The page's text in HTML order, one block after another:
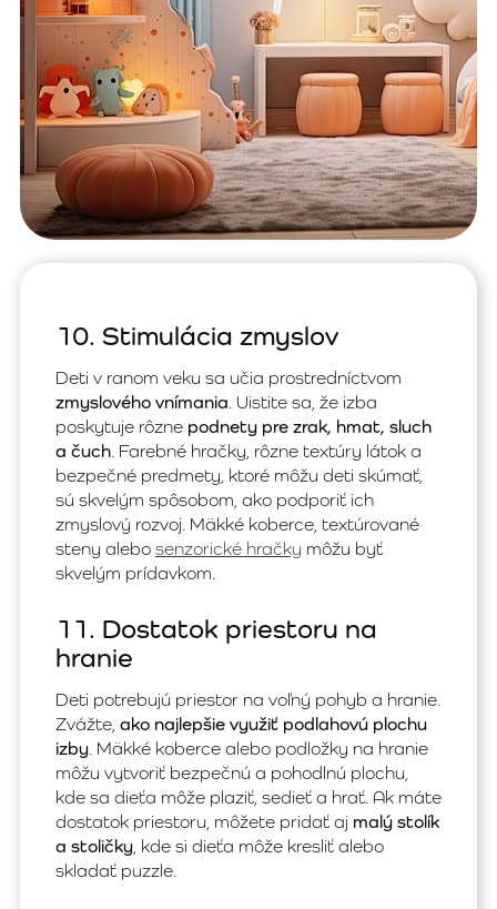
10. Stimulácia zmyslov
Deti v ranom veku sa učia prostredníctvom
zmyslového vnímania. Uistite sa, že izba
poskytuje rôzne podnety pre zrak, hmat, sluch
a čuch. Farebné hračky, rôzne textúry látok a
bezpečné predmety, ktoré môžu deti skúmať,
sú skvelým spôsobom, ako podporiť ich
zmyslový rozvoj. Mäkké koberce, textúrované
steny alebo senzorické hračky môžu byť
skvelým prídavkom.
11. Dostatok priestoru na
hranie
Deti potrebujú priestor na voľný pohyb a hranie.
Zvážte, ako najlepšie využiť podlahovú plochu
izby. Mäkké koberce alebo podložky na hranie
môžu vytvoriť bezpečnú a pohodlnú plochu,
kde sa dieťa môže plaziť, sedieť a hrať. Ak máte
dostatok priestoru, môžete pridať aj malý stolík
a stoličky, kde si dieťa môže kresliť alebo
skladať puzzle.